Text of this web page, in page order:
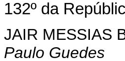
132º da
JAIR MESSIAS
Paulo Guedes